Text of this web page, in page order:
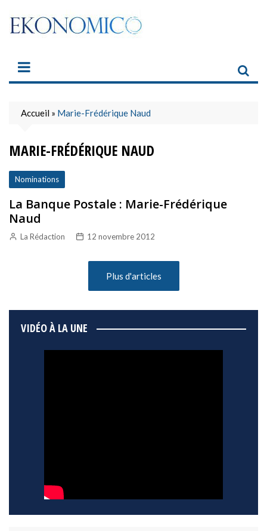
content
Accueil » Marie-Frédérique Naud
MARIE-FRÉDÉRIQUE NAUD
Nominations
La Banque Postale : Marie-Frédérique
Naud
La Rédaction 12 novembre 2012
Plus d'articles
VIDÉO À LA UNE